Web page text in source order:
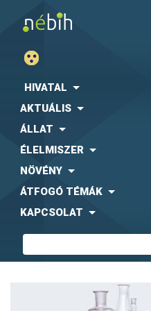
HIVATAL
AKTUÁLIS
ÁLLAT
ÉLELMISZER
NÖVÉNY
ÁTFOGÓ TÉMÁK
KAPCSOLAT